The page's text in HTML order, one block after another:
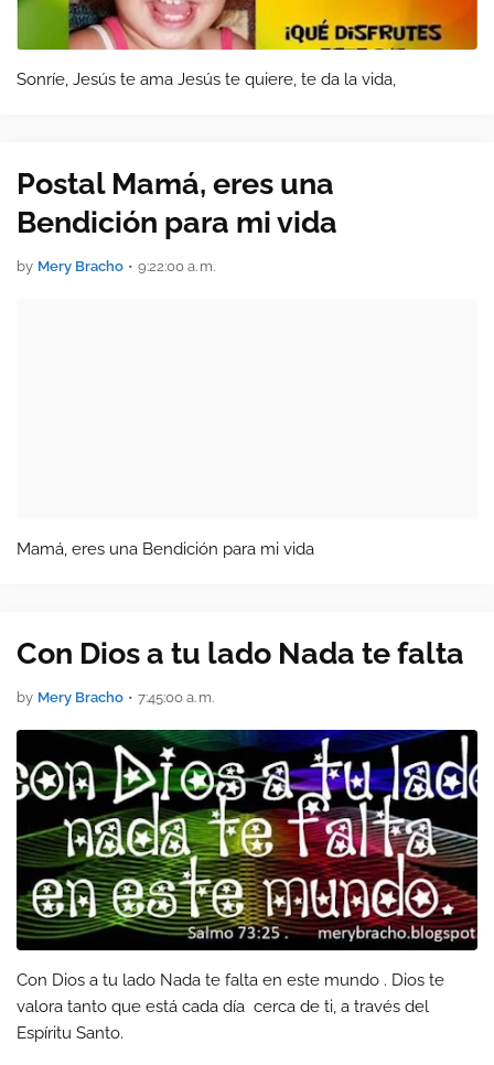
Sonríe, Jesús te ama Jesús te quiere, te da la vida,
Postal Mamá, eres una
Bendición para mi vida
by Mery Bracho • 9:22:00 a. m.
Mamá, eres una Bendición para mi vida
Con Dios a tu lado Nada te falta
by Mery Bracho • 7:45:00 a. m.
Con Dios a tu lado Nada te falta en este mundo . Dios te
valora tanto que está cada día cerca de ti, a través del
Espíritu Santo.